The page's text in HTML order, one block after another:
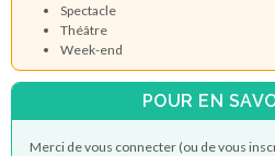
Spectacle
Théâtre
Week-end
POUR EN
Merci de vous connecter (ou de vous